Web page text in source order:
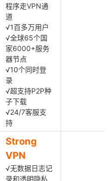
程序走VPN通
道
√1百多万用户
√全球65个国
家6000+服务
器节点
√10个同时登
录
√超支持P2P种
子下载
√24/7客服支
持
Strong
VPN
√无数据日志记
录和透明隐私